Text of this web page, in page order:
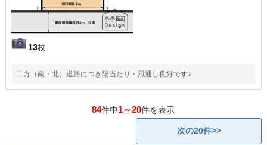
13枚
二方（南・北）道路につき陽当たり・風通し良好です♪
84件中1～20件を表示
次の20件>>